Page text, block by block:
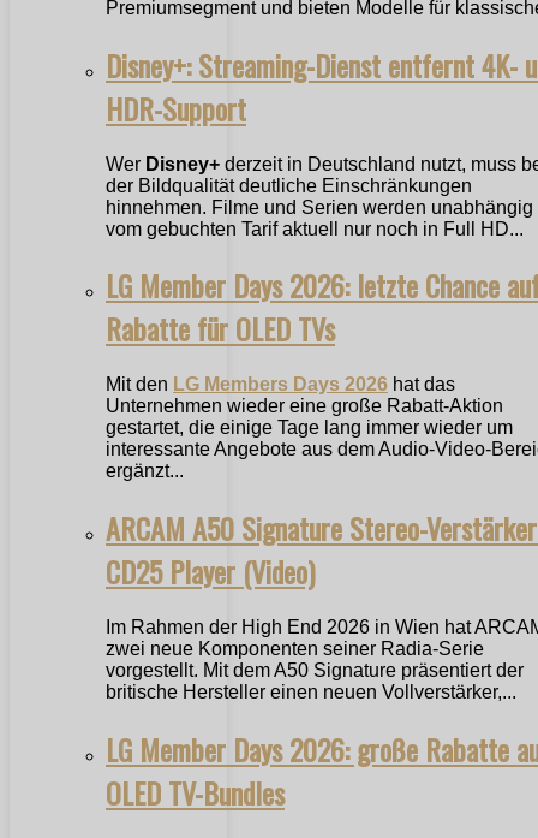
Premiumsegment und bieten Modelle für
Disney+: Streaming-Dienst entfernt 4K-
HDR-Support
Wer Disney+ derzeit in Deutschland nutzt, muss
der Bildqualität deutliche Einschränkungen
hinnehmen. Filme und Serien werden unabhängig
vom gebuchten Tarif aktuell nur noch in Full HD...
LG Member Days 2026: letzte Chance
Rabatte für OLED TVs
Mit den LG Members Days 2026 hat das
Unternehmen wieder eine große Rabatt-Aktion
gestartet, die einige Tage lang immer wieder um
interessante Angebote aus dem Audio-Video-
ergänzt...
ARCAM A50 Signature Stereo-
CD25 Player (Video)
Im Rahmen der High End 2026 in Wien hat
zwei neue Komponenten seiner Radia-Serie
vorgestellt. Mit dem A50 Signature präsentiert der
britische Hersteller einen neuen Vollverstärker,...
LG Member Days 2026: große Rabatte
OLED TV-Bundles